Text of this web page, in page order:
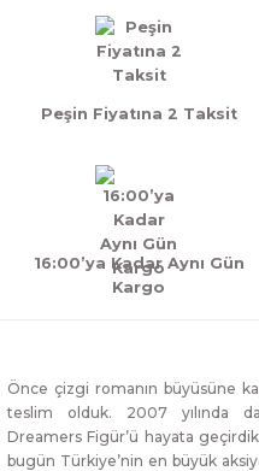
Peşin Fiyatına 2 Taksit
16:00’ya Kadar Aynı Gün
Kargo
Önce çizgi romanın büyüsüne
teslim olduk. 2007 yılında
Dreamers Figür’ü hayata
bugün Türkiye’nin en büyük